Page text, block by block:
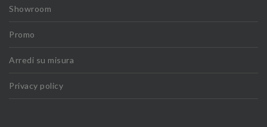
Showroom
Promo
Arredi su misura
Privacy policy